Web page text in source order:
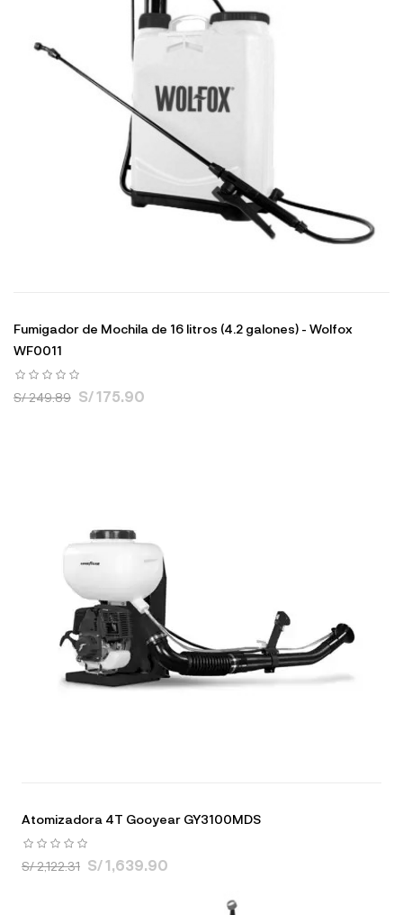
Fumigador de Mochila de 16 litros (4.2 galones) - Wolfox
WF0011
S/ 249.89 S/ 175.90
Atomizadora 4T Gooyear GY3100MDS
S/ 2,122.31 S/ 1,639.90